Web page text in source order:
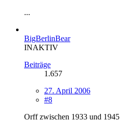
...
BigBerlinBear
INAKTIV
Beiträge
1.657
27. April 2006
#8
Orff zwischen 1933 und 1945